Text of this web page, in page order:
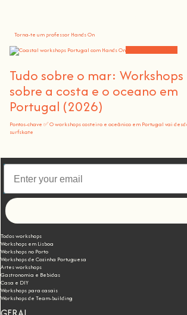
Torna-te um professor Hands On
Tudo sobre o mar: Workshops
sobre a costa e o oceano em
Portugal (2026)
Pontos-chave ✅ O workshops costeiro e oceânico em Portugal vai
surfskate
Todos workshops
Workshops em Lisboa
Workshops no Porto
Workshops de Cozinha Portuguesa
Artes workshops
Gastronomia e Bebidas
Casa e DIY
Workshops para casais
Workshops de Team-building